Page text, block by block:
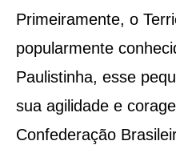
Primeiramente, o
popularmente
Paulistinha, esse
sua agilidade e
Confederação